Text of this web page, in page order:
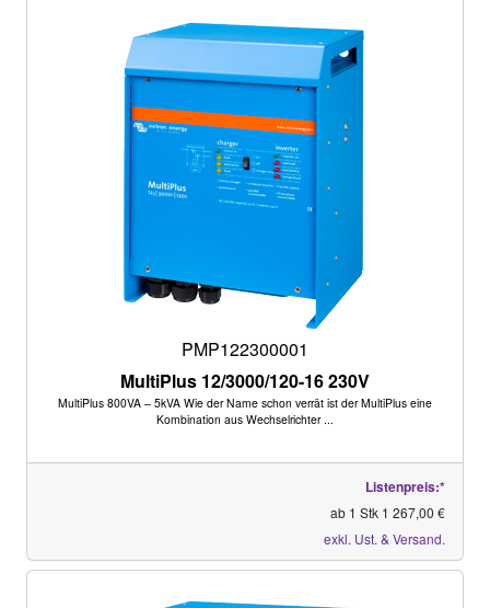
PMP122300001
MultiPlus 12/3000/120-16 230V
MultiPlus 800VA – 5kVA Wie der Name schon verrät ist der MultiPlus eine
Kombination aus Wechselrichter ...
Listenpreis:*
ab 1 Stk 1 267,00 €
exkl. Ust. & Versand.